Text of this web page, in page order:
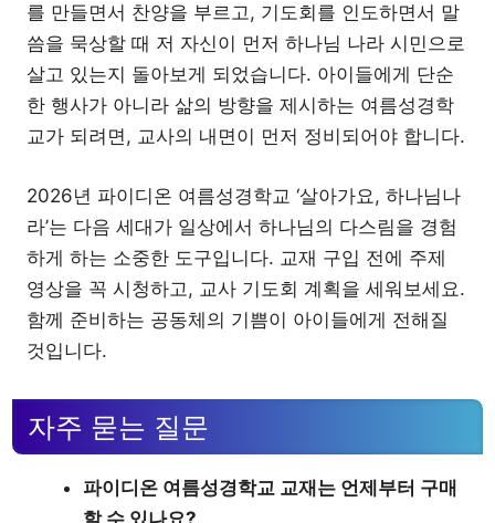
를 만들면서 찬양을 부르고, 기도회를 인도하면서 말
씀을 묵상할 때 저 자신이 먼저 하나님 나라 시민으로
살고 있는지 돌아보게 되었습니다. 아이들에게 단순
한 행사가 아니라 삶의 방향을 제시하는 여름성경학
교가 되려면, 교사의 내면이 먼저 정비되어야 합니다.
2026년 파이디온 여름성경학교 ‘살아가요, 하나님나
라’는 다음 세대가 일상에서 하나님의 다스림을 경험
하게 하는 소중한 도구입니다. 교재 구입 전에 주제
영상을 꼭 시청하고, 교사 기도회 계획을 세워보세요.
함께 준비하는 공동체의 기쁨이 아이들에게 전해질
것입니다.
자주 묻는 질문
파이디온 여름성경학교 교재는 언제부터 구매
할 수 있나요?